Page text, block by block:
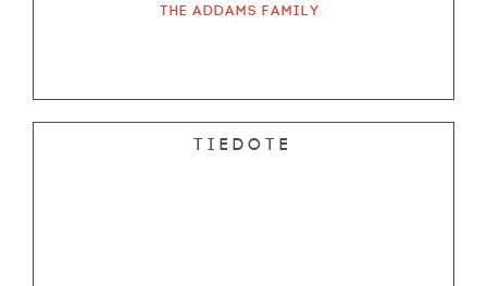
The Addams Family
Tiedote